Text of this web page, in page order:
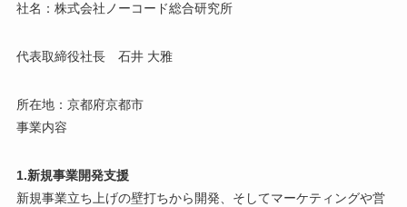
社名：株式会社ノーコード総合研究所
代表取締役社長 石井 大雅
所在地：京都府京都市
事業内容
1.新規事業開発支援
新規事業立ち上げの壁打ちから開発、そしてマーケティングや営